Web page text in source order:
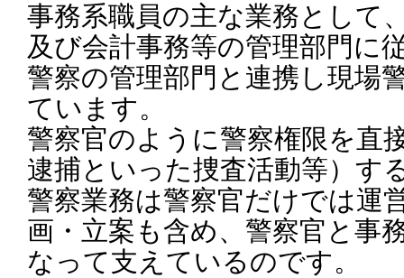
事務系職員の主な業務として
及び会計事務等の管理部門に
警察の管理部門と連携し現場
ています。
警察官のように警察権限を直
逮捕といった捜査活動等）す
警察業務は警察官だけでは運
画・立案も含め、警察官と事
なって支えているのです。